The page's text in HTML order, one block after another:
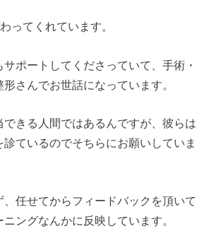
ってくれています。
ポートしてくださっていて、手術・
さんでお世話になっています。
できる人間ではあるんですが、彼らは
ているのでそちらにお願いしていま
、任せてからフィードバックを頂いて
ングなんかに反映しています。